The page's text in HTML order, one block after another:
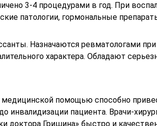
3-4 процедурами в год. При
патологии, гормональные
Назначаются ревматологами
характера. Обладают
помощью способно
инвалидизации пациента. Врачи-
доктора Гришина» быстро и